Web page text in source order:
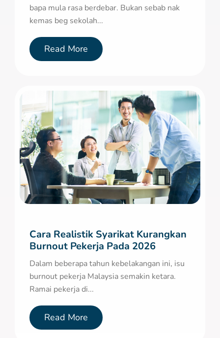
bapa mula rasa berdebar. Bukan sebab nak
kemas beg sekolah...
Read More
Cara Realistik Syarikat Kurangkan
Burnout Pekerja Pada 2026
Dalam beberapa tahun kebelakangan ini, isu
burnout pekerja Malaysia semakin ketara.
Ramai pekerja di...
Read More